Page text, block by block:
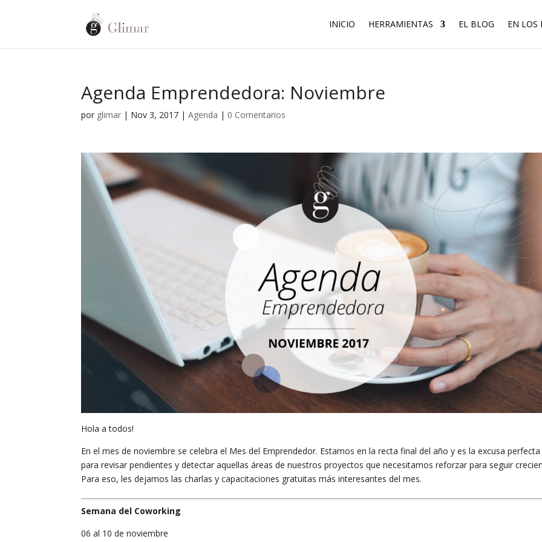
INICIO HERRAMIENTAS EL BLOG EN LOS
Agenda Emprendedora: Noviembre
por glimar | Nov 3, 2017 |Agenda | 0 Comentarios
Hola a todos!
En el mes de noviembre se celebra el Mes del Emprendedor. Estamos en la recta final del año y es la excusa perfecta
para revisar pendientes y detectar aquellas áreas de nuestros proyectos que necesitamos reforzar para seguir
Para eso, les dejamos las charlas y capacitaciones gratuitas más interesantes del mes.
Semana del Coworking
06 al 10 de noviembre